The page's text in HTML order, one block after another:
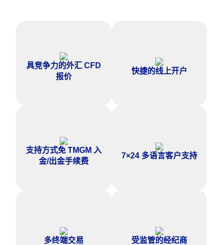
具竞争力的外汇 CFD
报价
在主要货币对及众多热门差价合
约上享受具竞争力的价格。
快捷的线上开户
通过简化的设置流程，在线完成
差价合约账户申请。
支持方式免 TMGM 入
金/出金手续费
对支持的入金与出金方式，
TMGM 不收取手续费，帮助您
更高效地入金与管理账户。
7×24 多语言客户支持
提供 7×24 客户支持，超 10 种
语言，并按您所在地区提供相应
服务。
多终端交易
在 MetaTrader 4、MetaTrader
5 与 TMGM 应用程序的桌面与
移动端上交易差价合约。
受监管的经纪商
在相关司法辖区通过受监管主体
为您提供服务。